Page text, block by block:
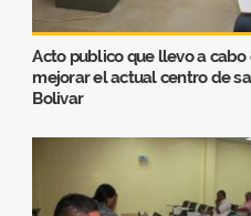
Acto publico que llevo a cabo
mejorar el actual centro de
Bolivar